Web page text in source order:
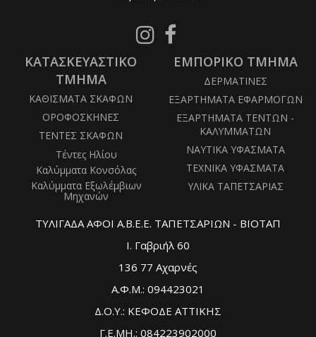
Follow
on
Facebook
ΚΑΤΑΣΚΕΥΑΣΤΙΚΟ
ΤΜΗΜΑ
ΚΑΘΙΣΜΑΤΑ ΣΚΑΦΩΝ
ΟΡΟΦΟΣΚΗΝΕΣ
ΤΕΝΤΕΣ ΣΚΑΦΩΝ
Τέντες Ηλίου
Καλύμματα Κονσόλας
Καλύμματα Εξωλέμβιων
Μηχανών
ΕΜΠΟΡΙΚΟ ΤΜΗΜΑ
ΔΕΡΜΑΤΙΝΕΣ
ΕΞΑΡΤΗΜΑΤΑ ΕΦΑΡΜΟΓΩΝ
ΕΞΑΡΤΗΜΑΤΑ ΤΕΝΤΩΝ -
ΚΑΛΥΜΜΑΤΩΝ
ΝΑΥΤΙΚΑ ΥΦΑΣΜΑΤΑ
ΤΕΧΝΙΚΑ ΥΦΑΣΜΑΤΑ
ΥΛΙΚΑ ΤΑΠΕΤΣΑΡΙΑΣ
ΤΥΛΙΓΑΔΑ ΑΦΟΙ Α.Β.Ε.Ε. ΤΑΠΕΤΣΑΡΙΩΝ - ΒΙΟΤΑΠ
Ι. Γαβριήλ 60
136 77 Αχαρνές
Α.Φ.Μ.: 094423021
Δ.Ο.Υ.: ΚΕΦΟΔΕ ΑΤΤΙΚΗΣ
Γ.Ε.ΜΗ.: 084223902000